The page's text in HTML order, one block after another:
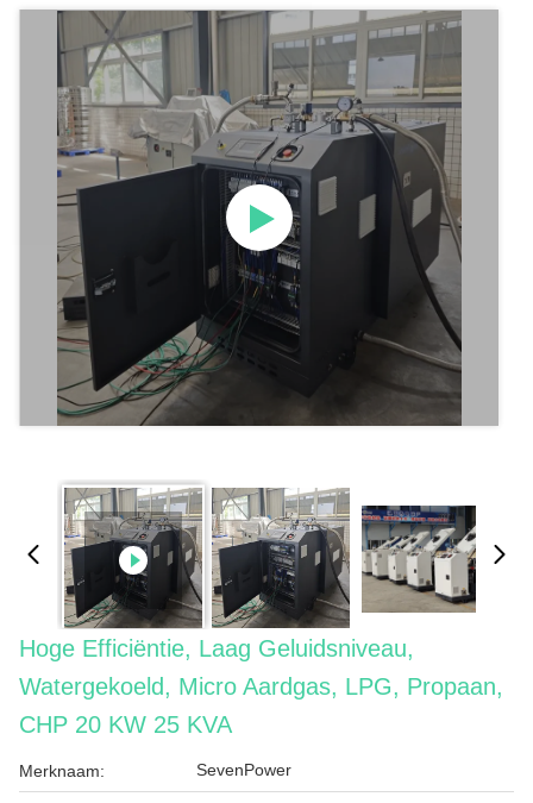
Hoge Efficiëntie, Laag Geluidsniveau,
Watergekoeld, Micro Aardgas, LPG, Propaan,
CHP 20 KW 25 KVA
Merknaam: SevenPower